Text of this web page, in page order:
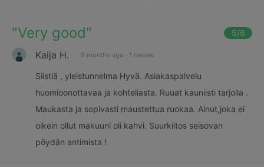
"Very good" 5/6
Kaija H. 9 months ago · 1 review
Siistiä , yleistunnelma Hyvä. Asiakaspalvelu
huomioonottavaa ja kohteliasta. Ruuat kauniisti tarjolla .
Maukasta ja sopivasti maustettua ruokaa. Ainut,joka ei
oikein ollut makuuni oli kahvi. Suurkiitos seisovan
pöydän antimista !